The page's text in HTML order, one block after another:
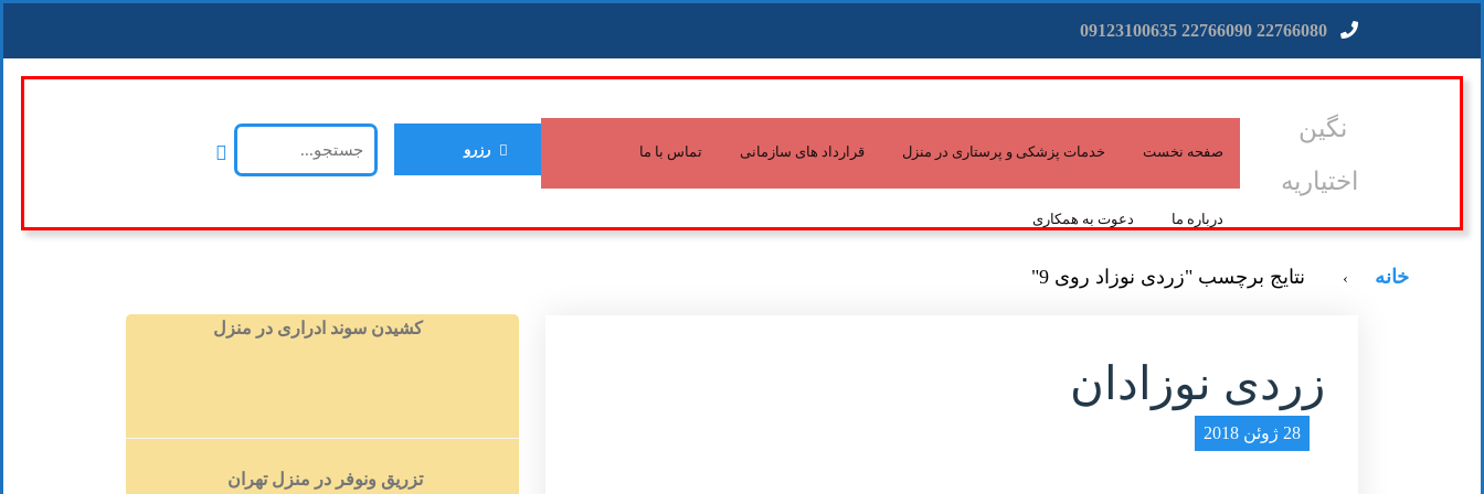
نگین
اختیاریه
صفحه نخست خدمات پزشکی و پرستاری در منزل قرارداد های سازمانی تماس با ما
درباره ما دعوت به همکاری
رزرو
خانه › نتایج برچسب "زردی نوزاد روی 9"
زردی نوزادان
28 ژوئن 2018
کشیدن سوند ادراری در منزل
تزریق ونوفر در منزل تهران